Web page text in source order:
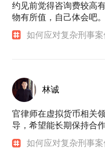
约见前觉得咨询费较高
物有所值，自己体会吧。
如何应对复杂刑事
林诚
官律师在虚拟货币相关
导，希望能长期保持合
如何应对复杂刑事